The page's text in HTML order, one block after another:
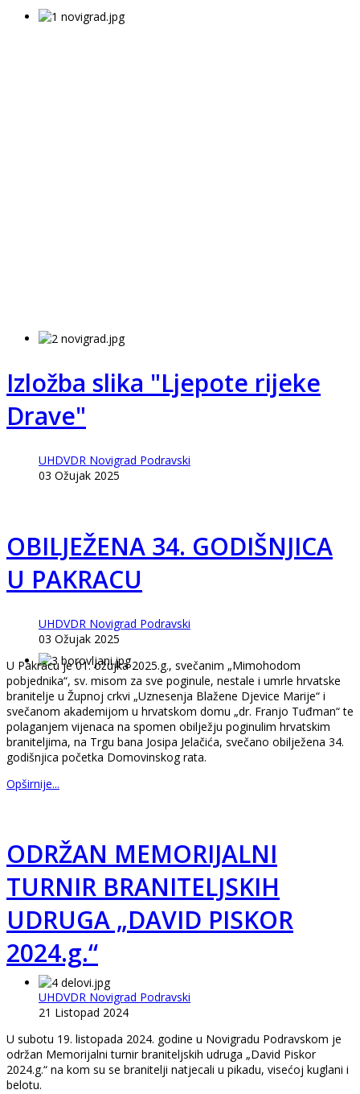
Izložba slika "Ljepote rijeke
Drave"
UHDVDR Novigrad Podravski
03 Ožujak 2025
OBILJEŽENA 34. GODIŠNJICA
U PAKRACU
UHDVDR Novigrad Podravski
03 Ožujak 2025
U Pakracu je 01. ožujka 2025.g., svečanim „Mimohodom
pobjednika“, sv. misom za sve poginule, nestale i umrle hrvatske
branitelje u Župnoj crkvi „Uznesenja Blažene Djevice Marije“ i
svečanom akademijom u hrvatskom domu „dr. Franjo Tuđman“ te
polaganjem vijenaca na spomen obilježju poginulim hrvatskim
braniteljima, na Trgu bana Josipa Jelačića, svečano obilježena 34.
godišnjica početka Domovinskog rata.
Opširnije...
ODRŽAN MEMORIJALNI
TURNIR BRANITELJSKIH
UDRUGA „DAVID PISKOR
2024.g.“
UHDVDR Novigrad Podravski
21 Listopad 2024
U subotu 19. listopada 2024. godine u Novigradu Podravskom je
održan Memorijalni turnir braniteljskih udruga „David Piskor
2024.g.“ na kom su se branitelji natjecali u pikadu, visećoj kuglani i
belotu.